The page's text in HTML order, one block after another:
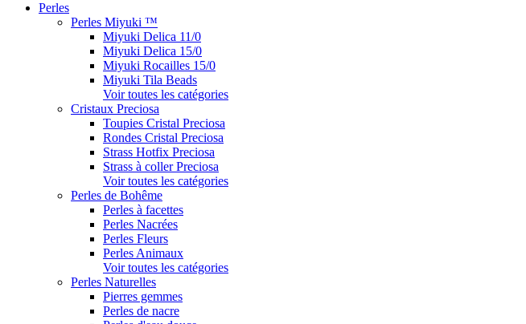
Perles
Perles Miyuki ™
Miyuki Delica 11/0
Miyuki Delica 15/0
Miyuki Rocailles 15/0
Miyuki Tila Beads
Voir toutes les catégories
Cristaux Preciosa
Toupies Cristal Preciosa
Rondes Cristal Preciosa
Strass Hotfix Preciosa
Strass à coller Preciosa
Voir toutes les catégories
Perles de Bohême
Perles à facettes
Perles Nacrées
Perles Fleurs
Perles Animaux
Voir toutes les catégories
Perles Naturelles
Pierres gemmes
Perles de nacre